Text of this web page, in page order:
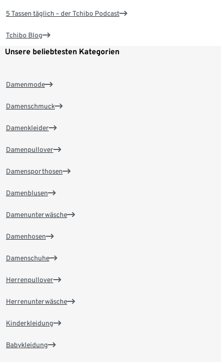
5 Tassen täglich – der Tchibo Podcast
Tchibo Blog
Unsere beliebtesten Kategorien
Damenmode
Damenschmuck
Damenkleider
Damenpullover
Damensporthosen
Damenblusen
Damenunterwäsche
Damenhosen
Damenschuhe
Herrenpullover
Herrenunterwäsche
Kinderkleidung
Babykleidung